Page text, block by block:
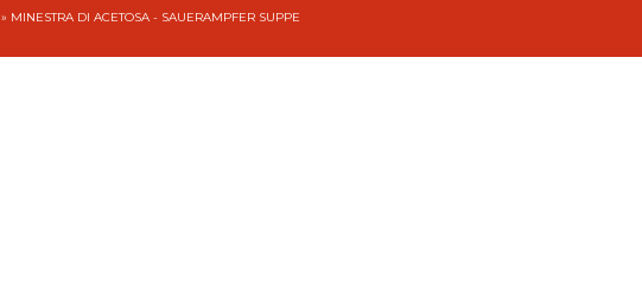
» MINESTRA DI ACETOSA - SAUERAMPFER SUPPE